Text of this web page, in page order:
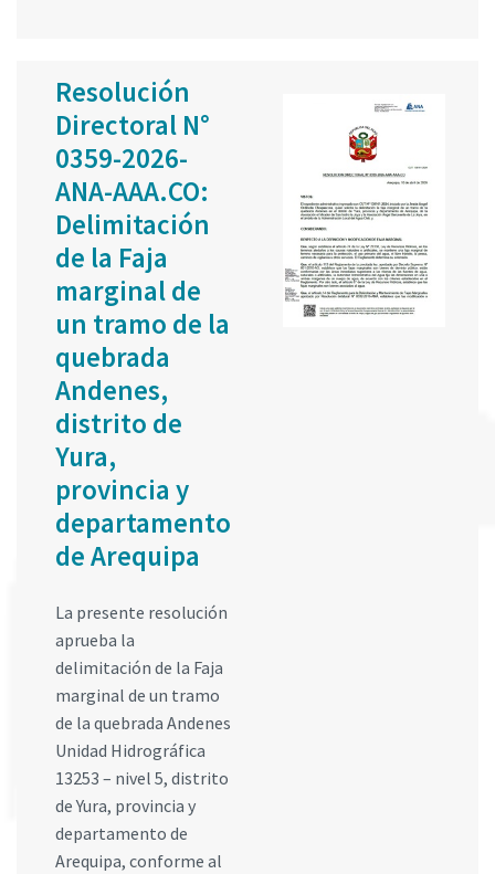
Resolución
Directoral N°
0359-2026-
ANA-AAA.CO:
Delimitación
de la Faja
marginal de
un tramo de la
quebrada
Andenes,
distrito de
Yura,
provincia y
departamento
de Arequipa
La presente resolución
aprueba la
delimitación de la Faja
marginal de un tramo
de la quebrada Andenes
Unidad Hidrográfica
13253 – nivel 5, distrito
de Yura, provincia y
departamento de
Arequipa, conforme al